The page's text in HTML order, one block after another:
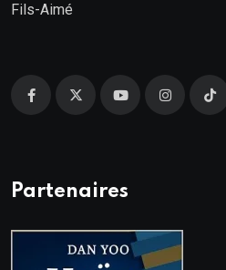
Fils-Aimé
Partenaires